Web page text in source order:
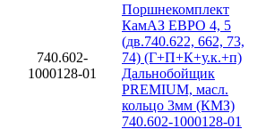
740.602-
1000128-01
Поршнекомплект
КамАЗ ЕВРО 4, 5
(дв.740.622, 662, 73,
74) (Г+П+К+у.к.+п)
Дальнобойщик
PREMIUM, масл.
кольцо 3мм (КМЗ)
740.602-1000128-01